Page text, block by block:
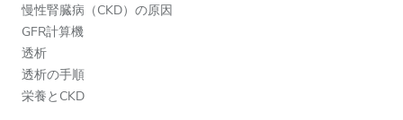
慢性腎臓病（CKD）の原因
GFR計算機
透析
透析の手順
栄養とCKD